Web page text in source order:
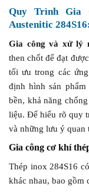
Quy Trình Gia
Austenitic
Gia công và xử lý
then chốt để đạt
tối ưu trong các
định hình sản
bền, khả năng
liệu. Để hiểu rõ quy
và những lưu ý quan
Gia công cơ khí
Thép inox 284S16
khác nhau, bao gồm